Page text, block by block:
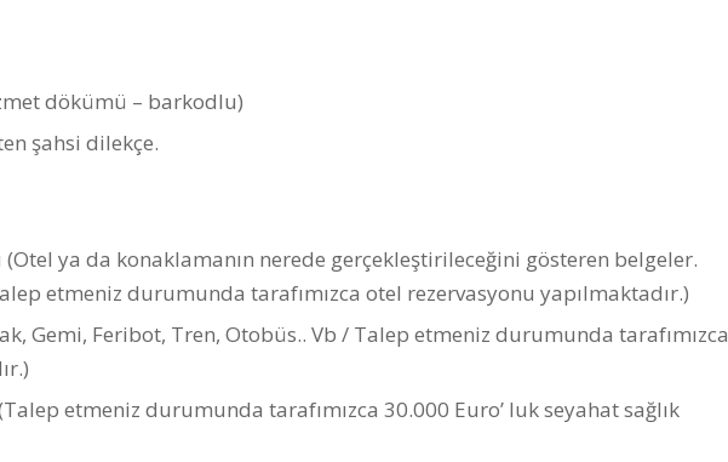
dökümü – barkodlu)
şahsi dilekçe.
ya da konaklamanın nerede gerçekleştirileceğini gösteren belgeler.
etmeniz durumunda tarafımızca otel rezervasyonu yapılmaktadır.)
Gemi, Feribot, Tren, Otobüs.. Vb / Talep etmeniz durumunda tarafımızca
etmeniz durumunda tarafımızca 30.000 Euro’ luk seyahat sağlık